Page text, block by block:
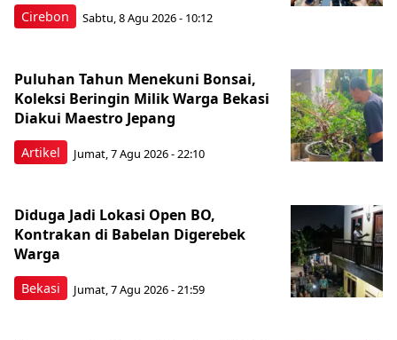
Cirebon Sabtu, 8 Agu 2026 - 10:12
Artikel
Puluhan Tahun Menekuni Bonsai,
Koleksi Beringin Milik Warga Bekasi
Diakui Maestro Jepang
Jumat, 7 Agu 2026 - 22:10
Bekasi
Diduga Jadi Lokasi Open BO,
Kontrakan di Babelan Digerebek
Warga
Jumat, 7 Agu 2026 - 21:59